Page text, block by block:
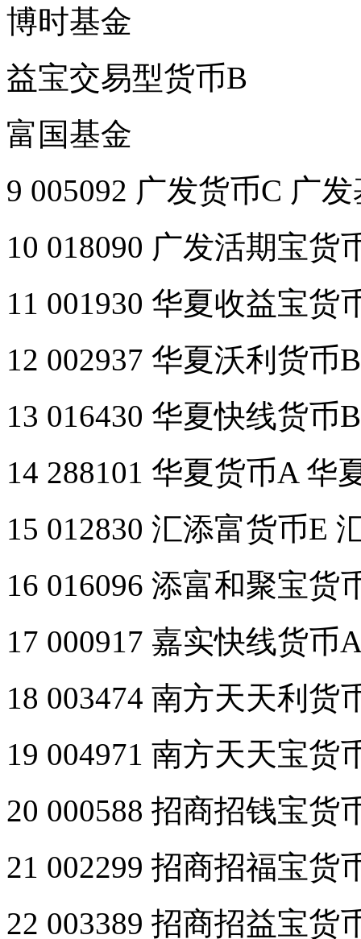
博时基金
益宝交易型货币B
富国基金
9 005092 广发货币C 广
10 018090 广发活期宝货
11 001930 华夏收益宝货
12 002937 华夏沃利货币
13 016430 华夏快线货币
14 288101 华夏货币A 华
15 012830 汇添富货币E
16 016096 添富和聚宝货
17 000917 嘉实快线货币
18 003474 南方天天利货
19 004971 南方天天宝货
20 000588 招商招钱宝货
21 002299 招商招福宝货
22 003389 招商招益宝货